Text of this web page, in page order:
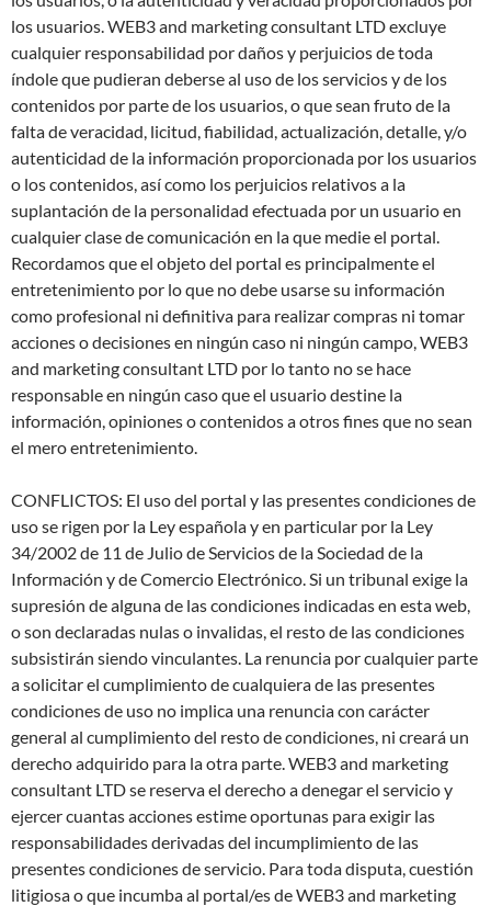
los usuarios. WEB3 and marketing consultant LTD excluye
cualquier responsabilidad por daños y perjuicios de toda
índole que pudieran deberse al uso de los servicios y de los
contenidos por parte de los usuarios, o que sean fruto de la
falta de veracidad, licitud, fiabilidad, actualización, detalle, y/o
autenticidad de la información proporcionada por los usuarios
o los contenidos, así como los perjuicios relativos a la
suplantación de la personalidad efectuada por un usuario en
cualquier clase de comunicación en la que medie el portal.
Recordamos que el objeto del portal es principalmente el
entretenimiento por lo que no debe usarse su información
como profesional ni definitiva para realizar compras ni tomar
acciones o decisiones en ningún caso ni ningún campo, WEB3
and marketing consultant LTD por lo tanto no se hace
responsable en ningún caso que el usuario destine la
información, opiniones o contenidos a otros fines que no sean
el mero entretenimiento.
CONFLICTOS: El uso del portal y las presentes condiciones de
uso se rigen por la Ley española y en particular por la Ley
34/2002 de 11 de Julio de Servicios de la Sociedad de la
Información y de Comercio Electrónico. Si un tribunal exige la
supresión de alguna de las condiciones indicadas en esta web,
o son declaradas nulas o invalidas, el resto de las condiciones
subsistirán siendo vinculantes. La renuncia por cualquier parte
a solicitar el cumplimiento de cualquiera de las presentes
condiciones de uso no implica una renuncia con carácter
general al cumplimiento del resto de condiciones, ni creará un
derecho adquirido para la otra parte. WEB3 and marketing
consultant LTD se reserva el derecho a denegar el servicio y
ejercer cuantas acciones estime oportunas para exigir las
responsabilidades derivadas del incumplimiento de las
presentes condiciones de servicio. Para toda disputa, cuestión
litigiosa o que incumba al portal/es de WEB3 and marketing